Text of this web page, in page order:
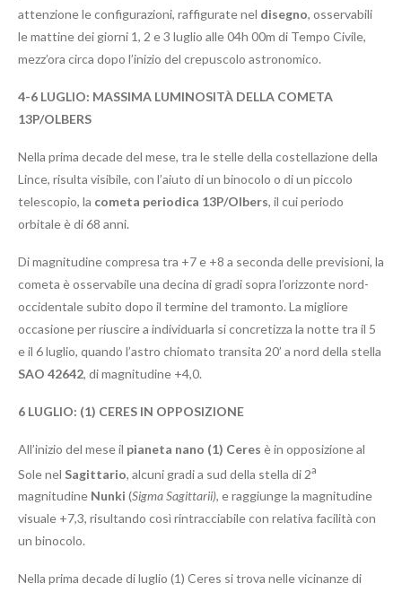
attenzione le configurazioni, raffigurate nel disegno, osservabili
le mattine dei giorni 1, 2 e 3 luglio alle 04h 00m di Tempo Civile,
mezz’ora circa dopo l’inizio del crepuscolo astronomico.
4-6 LUGLIO: MASSIMA LUMINOSITÀ DELLA COMETA
13P/OLBERS
Nella prima decade del mese, tra le stelle della costellazione della
Lince, risulta visibile, con l’aiuto di un binocolo o di un piccolo
telescopio, la cometa periodica 13P/Olbers, il cui periodo
orbitale è di 68 anni.
Di magnitudine compresa tra +7 e +8 a seconda delle previsioni, la
cometa è osservabile una decina di gradi sopra l’orizzonte nord-
occidentale subito dopo il termine del tramonto. La migliore
occasione per riuscire a individuarla si concretizza la notte tra il 5
e il 6 luglio, quando l’astro chiomato transita 20’ a nord della stella
SAO 42642, di magnitudine +4,0.
6 LUGLIO: (1) CERES IN OPPOSIZIONE
All’inizio del mese il pianeta nano (1) Ceres è in opposizione al
Sole nel Sagittario, alcuni gradi a sud della stella di 2a
magnitudine Nunki (Sigma Sagittarii), e raggiunge la magnitudine
visuale +7,3, risultando così rintracciabile con relativa facilità con
un binocolo.
Nella prima decade di luglio (1) Ceres si trova nelle vicinanze di